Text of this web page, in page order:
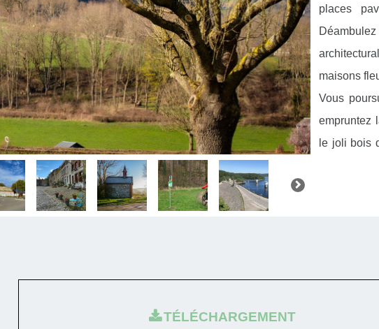
places
maisons
Vous
empruntez
le joli bois
commencer
TÉLÉCHARGEMENT